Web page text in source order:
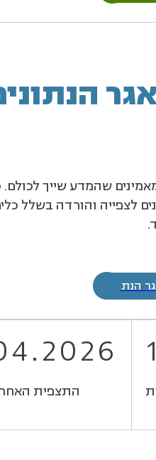
שהמדע שייך לכולם.
לצפייה והורדה בשלל
הנתונים
התצפית